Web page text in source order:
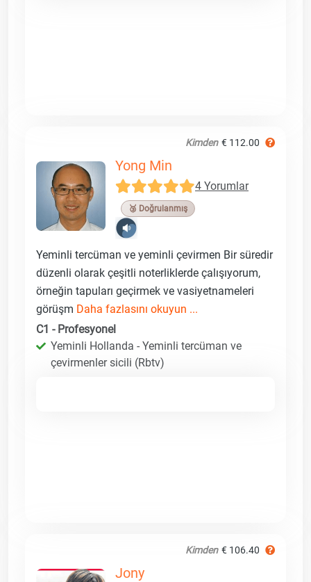
Kimden € 112.00
Yong Min
4 Yorumlar
🥉 Doğrulanmış
Yeminli tercüman ve yeminli çevirmen Bir süredir
düzenli olarak çeşitli noterliklerde çalışıyorum,
örneğin tapuları geçirmek ve vasiyetnameleri
görüşm Daha fazlasını okuyun ...
C1 - Profesyonel
Yeminli Hollanda - Yeminli tercüman ve
çevirmenler sicili (Rbtv)
Kimden € 106.40
Jony